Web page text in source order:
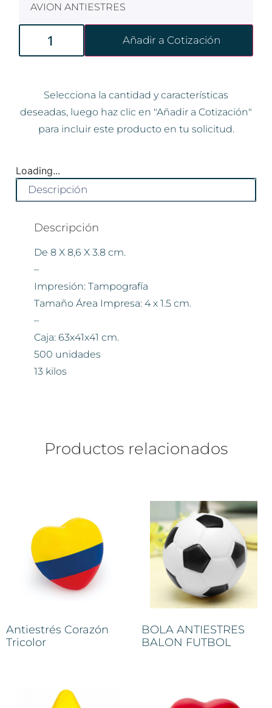
AVION ANTIESTRES
Añadir a Cotización
Selecciona la cantidad y características
deseadas, luego haz clic en "Añadir a Cotización"
para incluir este producto en tu solicitud.
Loading...
Descripción
Descripción
De 8 X 8,6 X 3.8 cm.
–
Impresión: Tampografía
Tamaño Área Impresa: 4 x 1.5 cm.
–
Caja: 63x41x41 cm.
500 unidades
13 kilos
Productos relacionados
Antiestrés Corazón
Tricolor
BOLA ANTIESTRES
BALON FUTBOL